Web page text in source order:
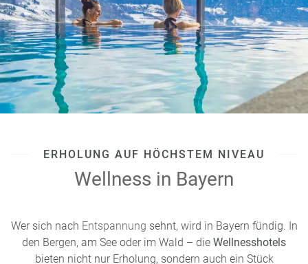
auch weniger touristische, aber ebenso sehenswerte Orte:
Walhalla:Diese beeindruckende Gedenkstätte thront
hoch über der Donau und bietet einen fantastischen
Ausblick.
Almbachklamm:Wildes Wasser und enge
Schluchten – hier erleben Sie Natur hautnah. Perfekt für
Sommertagen ist ein Besuch der größten Eishöhle
Deutschlands eine willkommene Abkühlung.
Weg durch imposante Kalkfelsen bahnt. Ideal für eine
Bootsfahrt oder eine Wanderung.
ERHOLUNG AUF HÖCHSTEM NIVEAU
Wellness in Bayern
Wer sich nach Entspannung sehnt, wird in Bayern fündig. In
den Bergen, am See oder im Wald – die Wellnesshotels
bieten nicht nur Erholung, sondern auch ein Stück